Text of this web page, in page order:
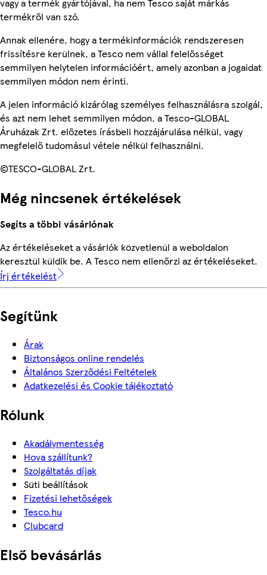
vagy a termék gyártójával, ha nem Tesco saját márkás
termékről van szó.
Annak ellenére, hogy a termékinformációk rendszeresen
frissítésre kerülnek, a Tesco nem vállal felelősséget
semmilyen helytelen információért, amely azonban a jogaidat
semmilyen módon nem érinti.
A jelen információ kizárólag személyes felhasználásra szolgál,
és azt nem lehet semmilyen módon, a Tesco-GLOBAL
Áruházak Zrt. előzetes írásbeli hozzájárulása nélkül, vagy
megfelelő tudomásul vétele nélkül felhasználni.
©TESCO-GLOBAL Zrt.
Még nincsenek értékelések
Segíts a többi vásárlónak
Az értékeléseket a vásárlók közvetlenül a weboldalon
keresztül küldik be. A Tesco nem ellenőrzi az értékeléseket.
Írj értékelést
Segítünk
Árak
Biztonságos online rendelés
Általános Szerződési Feltételek
Adatkezelési és Cookie tájékoztató
Rólunk
Akadálymentesség
Hova szállítunk?
Szolgáltatás díjak
Süti beállítások
Fizetési lehetőségek
Tesco.hu
Clubcard
Első bevásárlás